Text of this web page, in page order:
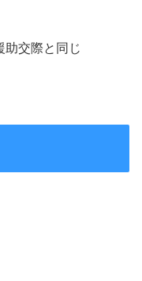
助交際と同じ